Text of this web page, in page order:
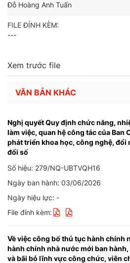
Đỗ Hoàng Anh Tuấn
FILE ĐÍNH KÈM:
---
Xem trước file
VĂN BẢN KHÁC
Nghị quyết Quy định chức năng,
làm việc, quan hệ công tác của Ban
phát triển khoa học, công nghệ, đổi
đổi số
Số hiệu: 279/NQ-UBTVQH16
Ngày ban hành: 03/06/2026
Ngày hiệu lực: -
File đính kèm:
Về việc công bố thủ tục hành chính
hành chính nhà nước mới ban
và bãi bỏ lĩnh vực công chức, viên